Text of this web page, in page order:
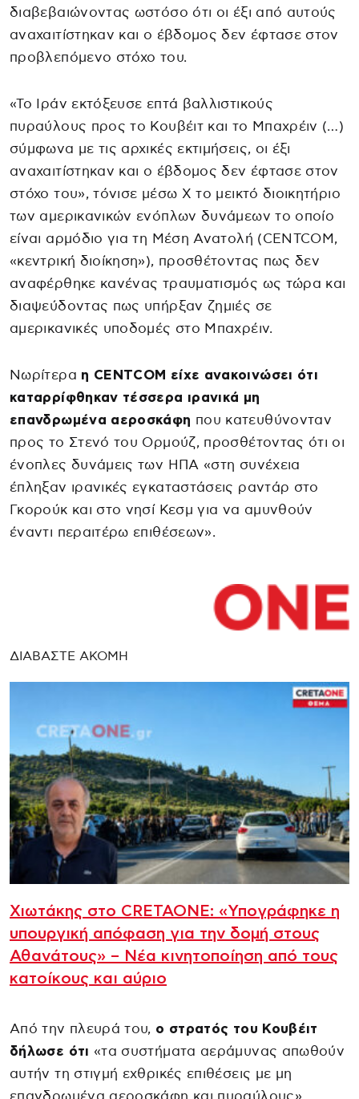
διαβεβαιώνοντας ωστόσο ότι οι έξι από αυτούς
αναχαιτίστηκαν και ο έβδομος δεν έφτασε στον
προβλεπόμενο στόχο του.
«Το Ιράν εκτόξευσε επτά βαλλιστικούς
πυραύλους προς το Κουβέιτ και το Μπαχρέιν (…)
σύμφωνα με τις αρχικές εκτιμήσεις, οι έξι
αναχαιτίστηκαν και ο έβδομος δεν έφτασε στον
στόχο του», τόνισε μέσω X το μεικτό διοικητήριο
των αμερικανικών ενόπλων δυνάμεων το οποίο
είναι αρμόδιο για τη Μέση Ανατολή (CENTCOM,
«κεντρική διοίκηση»), προσθέτοντας πως δεν
αναφέρθηκε κανένας τραυματισμός ως τώρα και
διαψεύδοντας πως υπήρξαν ζημιές σε
αμερικανικές υποδομές στο Μπαχρέιν.
Νωρίτερα η CENTCOM είχε ανακοινώσει ότι
καταρρίφθηκαν τέσσερα ιρανικά μη
επανδρωμένα αεροσκάφη που κατευθύνονταν
προς το Στενό του Ορμούζ, προσθέτοντας ότι οι
ένοπλες δυνάμεις των ΗΠΑ «στη συνέχεια
έπληξαν ιρανικές εγκαταστάσεις ραντάρ στο
Γκορούκ και στο νησί Κεσμ για να αμυνθούν
έναντι περαιτέρω επιθέσεων».
ΔΙΑΒΑΣΤΕ ΑΚΟΜΗ
Χιωτάκης στο CRETAONE: «Υπογράφηκε η
υπουργική απόφαση για την δομή στους
Αθανάτους» – Νέα κινητοποίηση από τους
κατοίκους και αύριο
Από την πλευρά του, ο στρατός του Κουβέιτ
δήλωσε ότι «τα συστήματα αεράμυνας απωθούν
αυτήν τη στιγμή εχθρικές επιθέσεις με μη
επανδρωμένα αεροσκάφη και πυραύλους»,